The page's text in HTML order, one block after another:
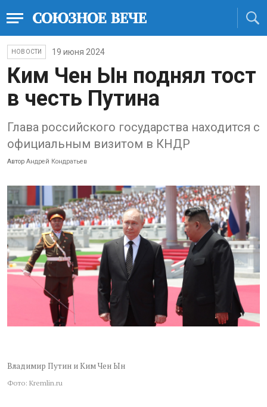
НОВОСТИ 19 июня 2024
Ким Чен Ын поднял тост
в честь Путина
Глава российского государства находится с
официальным визитом в КНДР
Автор Андрей Кондратьев
Владимир Путин и Ким Чен Ын
Фото: Kremlin.ru